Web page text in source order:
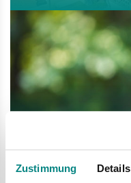
Zustimmung Details